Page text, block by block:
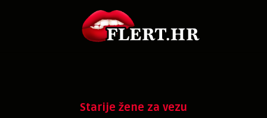
Starije žene za vezu